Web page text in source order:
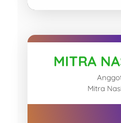
MITRA
Mitra